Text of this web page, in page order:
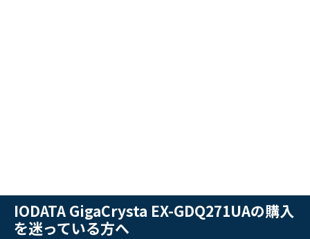
IODATA GigaCrysta EX-GDQ271UAの購入
を迷っている方へ